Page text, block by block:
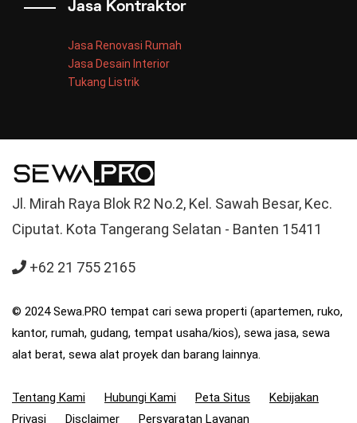
Jasa Kontraktor
Jasa Renovasi Rumah
Jasa Desain Interior
Tukang Listrik
Jl. Mirah Raya Blok R2 No.2, Kel. Sawah Besar, Kec.
Ciputat. Kota Tangerang Selatan - Banten 15411
+62 21 755 2165
© 2024 Sewa.PRO tempat cari sewa properti (apartemen, ruko,
kantor, rumah, gudang, tempat usaha/kios), sewa jasa, sewa
alat berat, sewa alat proyek dan barang lainnya.
Tentang Kami Hubungi Kami Peta Situs
Kebijakan
Privasi
Disclaimer Persyaratan Layanan